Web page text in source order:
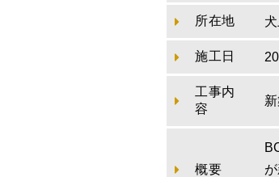
所在地
施工日
工事内
容
概要